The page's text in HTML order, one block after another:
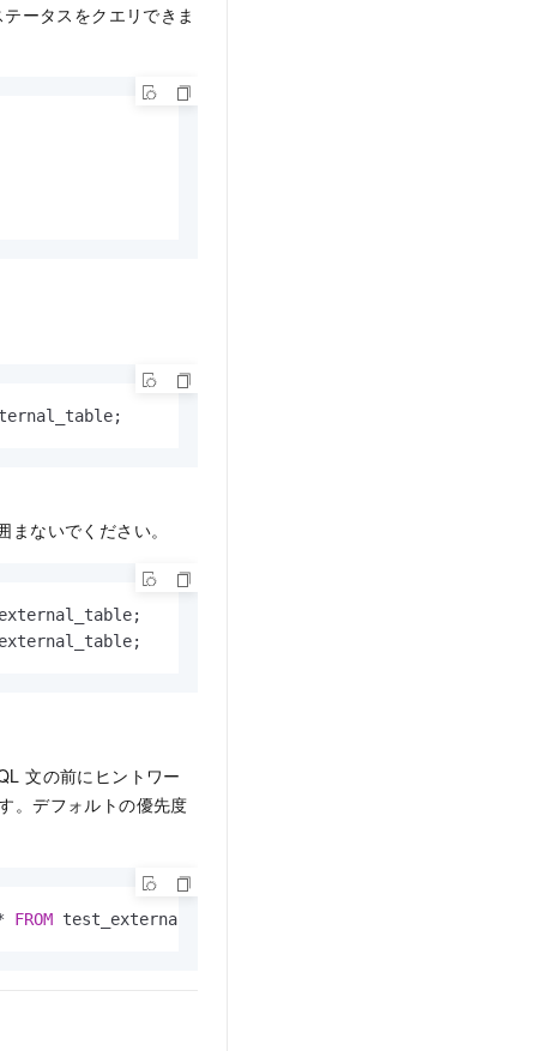
ータスをクエリできま
ないでください。
文の前にヒントワー
。デフォルトの優先度
FROM test_external_table;